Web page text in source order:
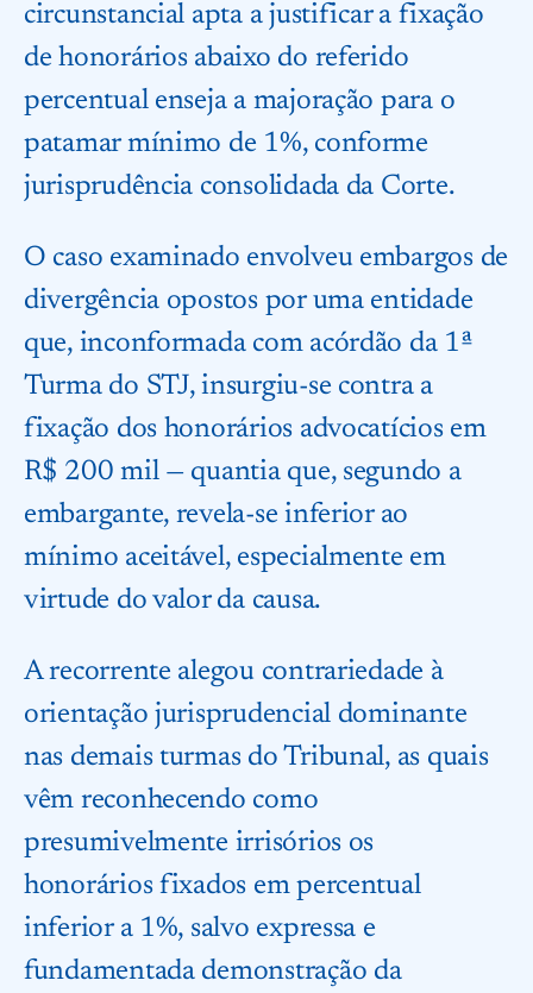
circunstancial apta a justificar a fixação
de honorários abaixo do referido
percentual enseja a majoração para o
patamar mínimo de 1%, conforme
jurisprudência consolidada da Corte.
O caso examinado envolveu embargos de
divergência opostos por uma entidade
que, inconformada com acórdão da 1ª
Turma do STJ, insurgiu-se contra a
fixação dos honorários advocatícios em
R$ 200 mil — quantia que, segundo a
embargante, revela-se inferior ao
mínimo aceitável, especialmente em
virtude do valor da causa.
A recorrente alegou contrariedade à
orientação jurisprudencial dominante
nas demais turmas do Tribunal, as quais
vêm reconhecendo como
presumivelmente irrisórios os
honorários fixados em percentual
inferior a 1%, salvo expressa e
fundamentada demonstração da